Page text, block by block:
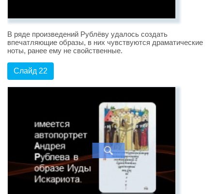
В ряде произведений Рублёву удалось создать
впечатляющие образы, в них чувствуются драматические
ноты, ранее ему не свойственные.
Слайд 22